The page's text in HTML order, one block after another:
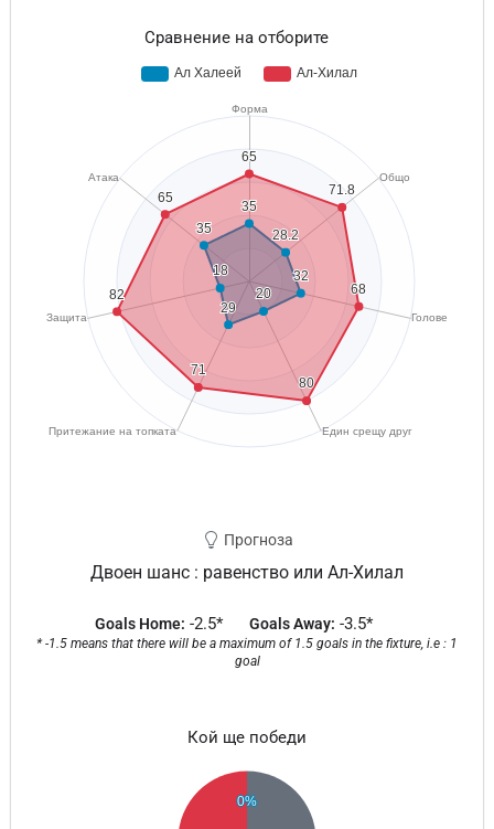
Сравнение на отборите
Прогноза
Двоен шанс : равенство или Ал-Хилал
Goals Home: -2.5* Goals Away: -3.5*
* -1.5 means that there will be a maximum of 1.5 goals in the fixture, i.e : 1
goal
Кой ще победи